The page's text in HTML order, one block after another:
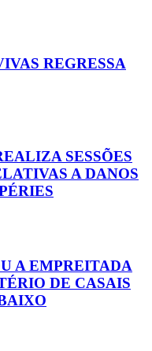
REGRESSA
SESSÕES
A DANOS
A EMPREITADA
DE CASAIS